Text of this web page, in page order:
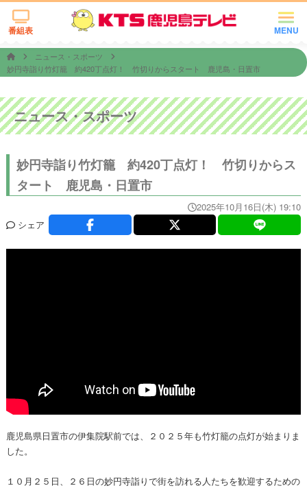
MENU
番組表
ニュース・スポーツ
妙円寺詣り竹灯籠 約420丁点灯！ 竹切りからスタート 鹿児島・日置市
ニュース・スポーツ
妙円寺詣り竹灯籠 約420丁点灯！ 竹切りからス
タート 鹿児島・日置市
2025年10月16日(木) 19:10
シェア
鹿児島県日置市の伊集院駅前では、２０２５年も竹灯籠の点灯が始まりま
した。
１０月２５日、２６日の妙円寺詣りで街を訪れる人たちを歓迎するための